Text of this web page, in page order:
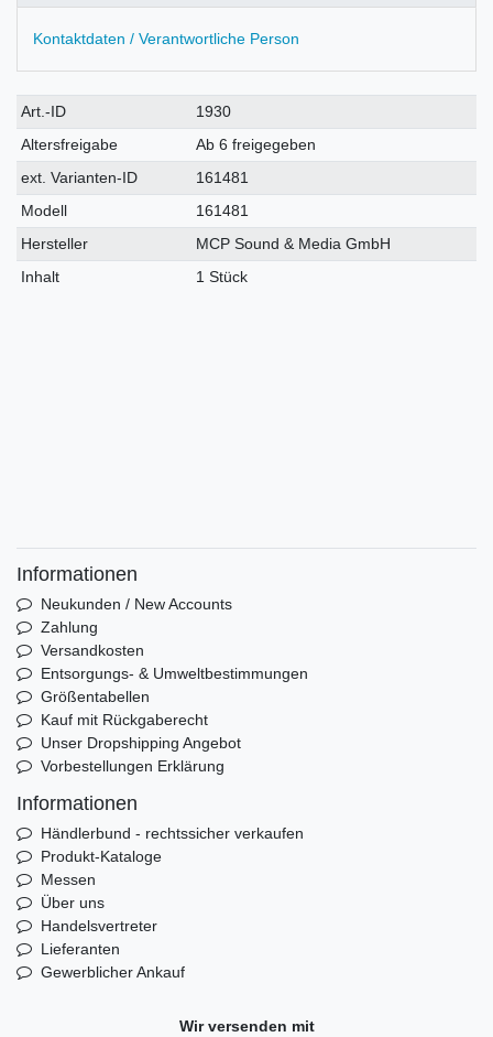
Kontaktdaten / Verantwortliche Person
Technisches
Merkmal
Wert
Art.-ID
1930
Altersfreigabe
Ab 6 freigegeben
ext. Varianten-ID
161481
Modell
161481
Hersteller
MCP Sound & Media GmbH
Inhalt
1 Stück
Informationen
Neukunden / New Accounts
Zahlung
Versandkosten
Entsorgungs- & Umweltbestimmungen
Größentabellen
Kauf mit Rückgaberecht
Unser Dropshipping Angebot
Vorbestellungen Erklärung
Informationen
Händlerbund - rechtssicher verkaufen
Produkt-Kataloge
Messen
Über uns
Handelsvertreter
Lieferanten
Gewerblicher Ankauf
Wir versenden mit